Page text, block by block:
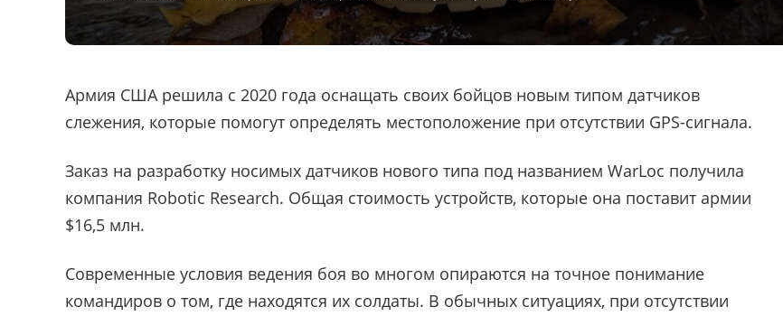
Армия США решила с 2020 года оснащать своих бойцов новым типом датчиков
слежения, которые помогут определять местоположение при отсутствии GPS-сигнала.
Заказ на разработку носимых датчиков нового типа под названием WarLoc получила
компания Robotic Research. Общая стоимость устройств, которые она поставит армии
$16,5 млн.
Современные условия ведения боя во многом опираются на точное понимание
командиров о том, где находятся их солдаты. В обычных ситуациях, при отсутствии